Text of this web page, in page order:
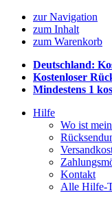
zur Navigation
zum Inhalt
zum Warenkorb
Deutschland:
Kostenloser
Mindestens 1
Hilfe
Wo ist
Kontakt
Alle Hilfe-